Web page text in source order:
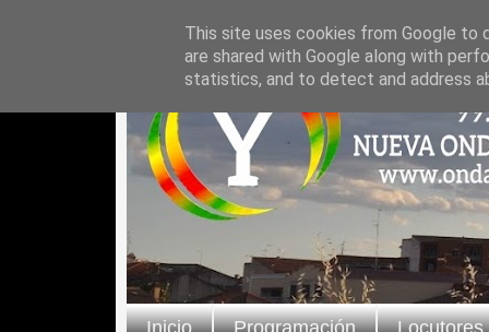
Inicio Programación Locutores
This site uses cookies from Google to
are shared with Google along with
statistics, and to detect and address